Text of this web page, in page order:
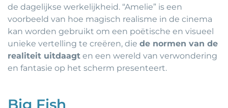
de dagelijkse werkelijkheid. “Amelie” is een
voorbeeld van hoe magisch realisme in de cinema
kan worden gebruikt om een poëtische en visueel
unieke vertelling te creëren, die de normen van de
realiteit uitdaagt en een wereld van verwondering
en fantasie op het scherm presenteert.
Big Fish